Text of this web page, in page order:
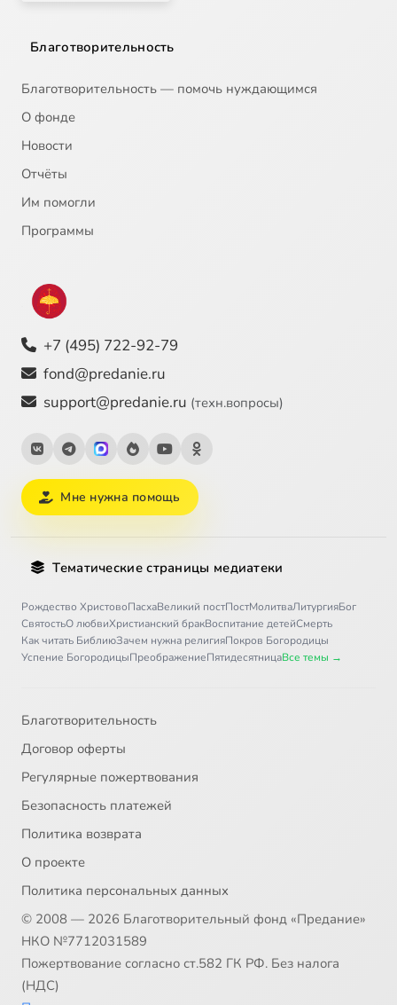
Благотворительность
Благотворительность — помочь нуждающимся
О фонде
Новости
Отчёты
Им помогли
Программы
+7 (495) 722-92-79
fond@predanie.ru
support@predanie.ru (техн.вопросы)
Мне нужна помощь
Тематические страницы медиатеки
Рождество ХристовоПасхаВеликий постПостМолитваЛитургияБог
СвятостьО любвиХристианский бракВоспитание детейСмерть
Как читать БиблиюЗачем нужна религияПокров Богородицы
Успение БогородицыПреображениеПятидесятницаВсе темы →
Благотворительность
Договор оферты
Регулярные пожертвования
Безопасность платежей
Политика возврата
О проекте
Политика персональных данных
© 2008 — 2026 Благотворительный фонд «Предание»
НКО №7712031589
Пожертвование согласно ст.582 ГК РФ. Без налога
(НДС)